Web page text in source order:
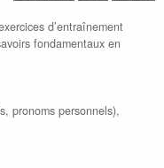
d’entraînement
fondamentaux en
pronoms personnels),